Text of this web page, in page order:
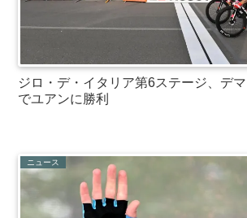
ジロ・デ・イタリア第6ステージ、デ
でユアンに勝利
ニュース